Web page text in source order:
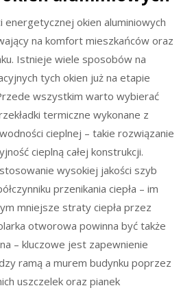
energetycznej okien aluminiowych
na komfort mieszkańców oraz
Istnieje wiele sposobów na
tych okien już na etapie
wszystkim warto wybierać
termiczne wykonane z
cieplnej – takie rozwiązanie
cieplną całej konstrukcji.
wysokiej jakości szyb
przenikania ciepła – im
mniejsze straty ciepła przez
otworowa powinna być także
– kluczowe jest zapewnienie
ramą a murem budynku poprzez
uszczelek oraz pianek